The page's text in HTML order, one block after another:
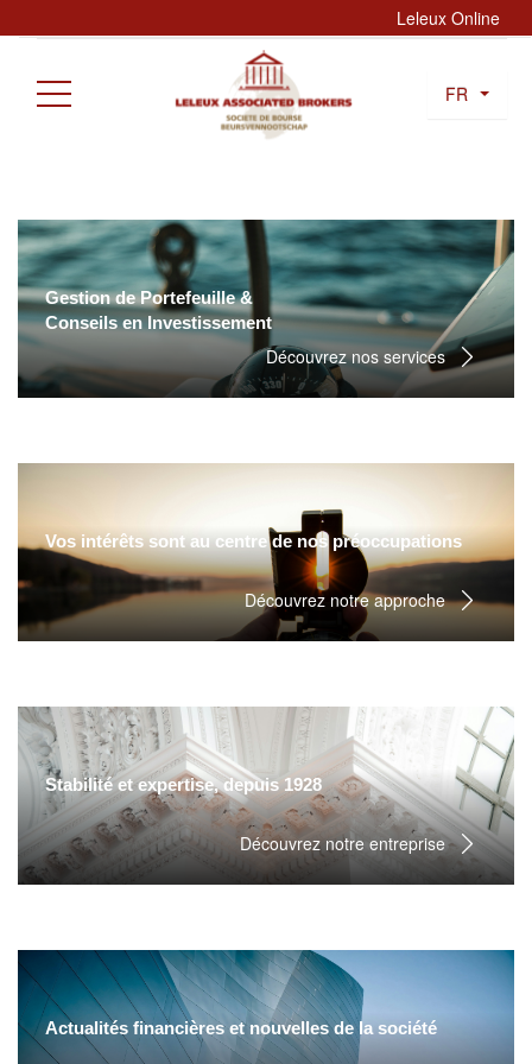
Leleux Online
FR
Gestion de Portefeuille &
Conseils en Investissement
Découvrez nos services
Vos intérêts sont au centre de nos préoccupations
Découvrez notre approche
Stabilité et expertise, depuis 1928
Découvrez notre entreprise
Actualités financières et nouvelles de la société